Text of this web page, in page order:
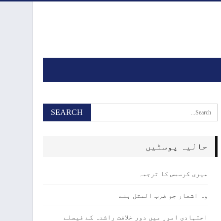
حالیہ پوسٹیں
میری کرسمس کا ترجمہ
وہ اشعار جو ضرب المثل بنے
اجتہادی امور میں دور خلافت راشدہ کے فیصلے